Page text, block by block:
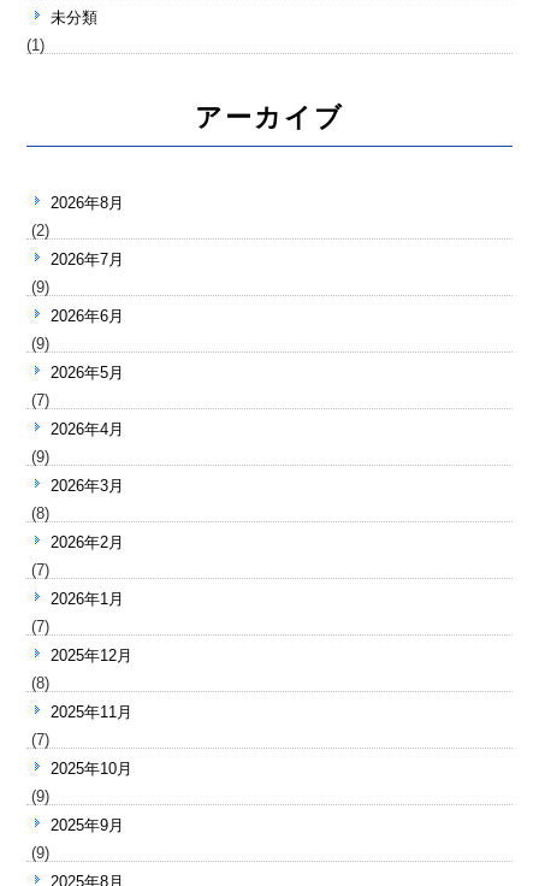
未分類
(1)
アーカイブ
2026年8月
(2)
2026年7月
(9)
2026年6月
(9)
2026年5月
(7)
2026年4月
(9)
2026年3月
(8)
2026年2月
(7)
2026年1月
(7)
2025年12月
(8)
2025年11月
(7)
2025年10月
(9)
2025年9月
(9)
2025年8月